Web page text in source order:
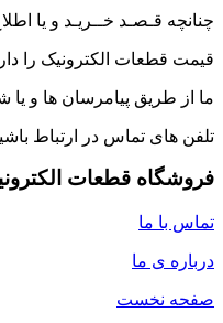
چنانچه قـصـد خــریـد و یا
قیمت قطعات الکترونیک را
ما از طریق پیامرسان ها و یا
تلفن های تماس در ارتباط
فروشگاه قطعات
تماس با ما
درباره ی ما
صفحه نخست